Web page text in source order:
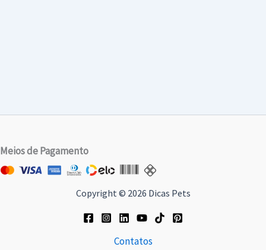
Meios de Pagamento
Copyright © 2026 Dicas Pets
Contatos